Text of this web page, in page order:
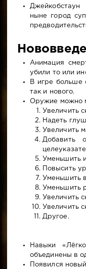
ныне город
Анимация
убили то или
В игре больше
так и нового.
Оружие можно
Увеличить
Надеть
Увеличить
Добавить
Уменьшить
Повысить
Уменьшить
Уменьшить
Увеличить
Увеличить
Другое.
Навыки
объединены в
Появился